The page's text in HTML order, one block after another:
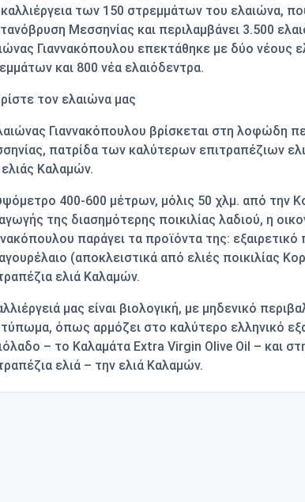
των 150 στρεμμάτων του ελαιώνα,
Μεσσηνίας και περιλαμβάνει 3.500
Γιαννακόπουλου επεκτάθηκε με δύο νέους
και 800 νέα ελαιόδεντρα.
τον ελαιώνα μας
Γιαννακόπουλου βρίσκεται στη λοφώδη
πατρίδα των καλύτερων επιτραπέζιων
Καλαμών.
400-600 μέτρων, μόλις 50 χλμ. από την
της διασημότερης ποικιλίας λαδιού, η
παράγει τα προϊόντα της:
(αποκλειστικά από ελιές ποικιλίας
ελιά Καλαμών.
μας είναι βιολογική, με μηδενικό
όπως αρμόζει στο καλύτερο ελληνικό
– το Καλαμάτα Extra Virgin Olive Oil – και
ελιά – την ελιά Καλαμών.